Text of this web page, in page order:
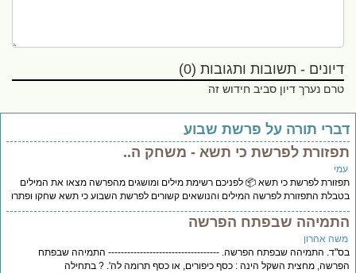
דיונים - תשובות ותגובות (0)
טרם נערך דיון סביב חידוש זה
תורה על פרשת שבוע
לפרשת כי תשא - משחק ה..
לפרשת כי תשא 📦 לפניכם רשימת מילים ומושגים מהפרשה מצאו את המילים
התפזורת לפרשה המילים והנושאים קשורים לפרשת השבוע כי תשא שחקו ופתרו
שבפתח הפרשה
אהרון
התמיהה שבפתח הפרשה. ----------------------------------- התמיהה שבפתח
מחצית השקל הינה : כסף כיפורים, או כסף תרומה לה'. ? בתחילה